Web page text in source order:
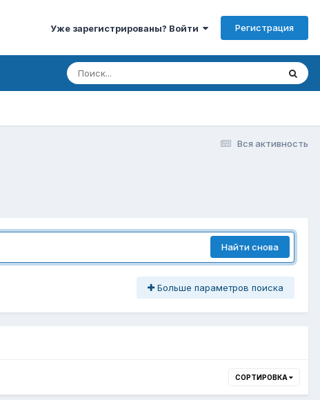
Уже зарегистрированы? Войти Регистрация
Вся активность
Найти снова
Больше параметров поиска
СОРТИРОВКА